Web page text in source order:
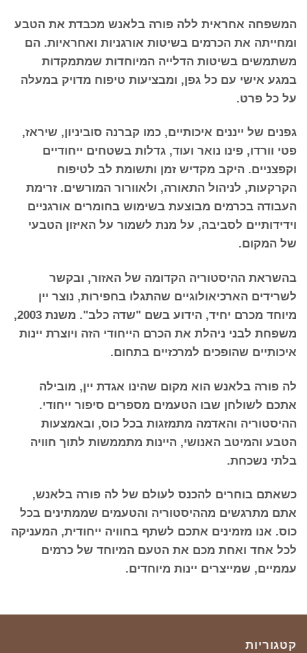
המשפחה אחראית ללה פורה בלאנש מכבדת את הטבע
ומחייתה את הכרמים בשיטות אורגניות ואחראיות. הם
משתמשים בשיטות הדלייה המיוחדות שמתמקדות
במגע אישי עם כל גפן, ומבציעות טיפוח מדויק במעלה
על כל פרט.
גפנים של ייננים איכותיים, כמו קברנה סוביניון, שיראז,
פטי וורדו, פינו נואר ועוד, גדלות בשטחים ייחודיים
וקפצניים. היקב מקדיש זמן ותשומת לב לטיפוח
הקרקעות, לניהול התאורה, ולאוורור המורשים. זרימת
העבודה בכרמים מבוצעת בשימוש בחומרים אורגניים
וידידותיים לסביבה, על מנת לשמור על האיזון הטבעי
של המקום.
בהשראת ההיסטוריה הקדומה של האזור, ובקשר
לשרידים הארכיאולוגיים שהתגלו בחפירות, נוצר יין
מיוחד מכרם יחיד, הידוע בשם "שדה כלב". משנת 2003,
משפחת לבני ניהלת את הכרם הייחודי הזה ויוצרת יינות
איכותיים שהופכים למרכזיים בתחום.
לה פורה בלאנש הוא מקום שהינו אגדת יין, מובילה
אתכם לשולחן שבו הטעמים מספרים סיפור ייחודי.
ההיסטוריה והאדמה מתמזגות בכל כוס, ובאמצעות
הטבע והמיטב האנושי, היינות מתממשות לתוך חוויה
בלתי נשכחת.
כשאתם בוחרים להכנס לעולם של לה פורה בלאנש,
אתם מתרגשים מההיסטוריה והטעמים שממתינים בכל
כוס. אנו מזמינים אתכם לשתף בחוויה ייחודית, המעניקה
לכל אחד ואחת מכם את הטעם המיוחד של כרמים
עממיים, שמייצרים יינות מיוחדים.
קטגוריות